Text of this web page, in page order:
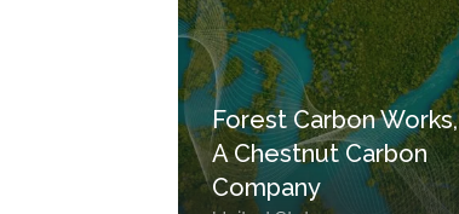
Forest Carbon Works,
A Chestnut Carbon
Company